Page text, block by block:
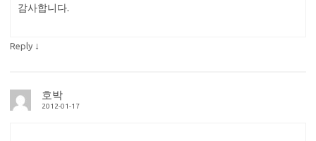
감사합니다.
Reply ↓
호박
2012-01-17